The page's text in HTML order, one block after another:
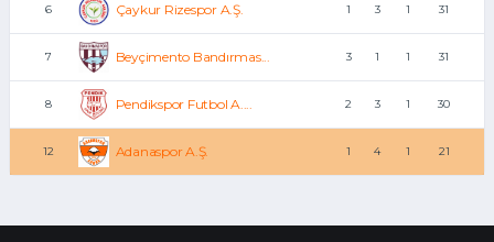
6 Çaykur Rizespor A.Ş. 1 3 1 31
7 Beyçimento Bandırmas... 3 1 1 31
8 Pendikspor Futbol A.... 2 3 1 30
12 Adanaspor A.Ş. 1 4 1 21